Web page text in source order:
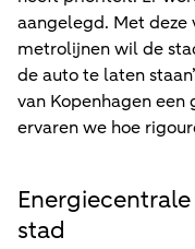
aangelegd. Met
metrolijnen wil de
de auto te laten
van Kopenhagen
ervaren we hoe
stad